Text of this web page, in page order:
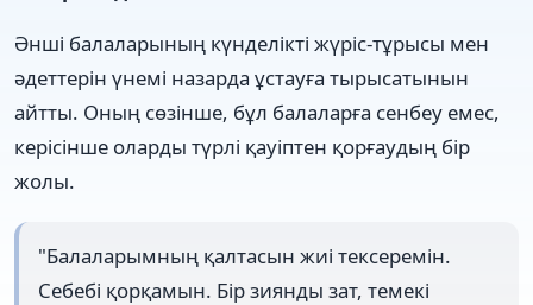
Әнші балаларының күнделікті жүріс-тұрысы мен
әдеттерін үнемі назарда ұстауға тырысатынын
айтты. Оның сөзінше, бұл балаларға сенбеу емес,
керісінше оларды түрлі қауіптен қорғаудың бір
жолы.
"Балаларымның қалтасын жиі тексеремін.
Себебі қорқамын. Бір зиянды зат, темекі